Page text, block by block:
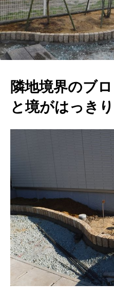
隣地境界のブ
と境がはっき